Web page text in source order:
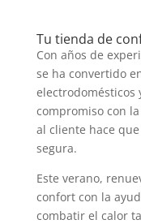
Tu tienda de
Con años de
se ha convertido
electrodomésticos
compromiso con
al cliente hace
segura.
Este verano,
confort con la
combatir el calor